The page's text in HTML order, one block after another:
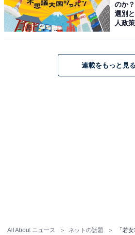
All About ニュース ネットの話題
のか
選別
人政策
連載をもっと見る